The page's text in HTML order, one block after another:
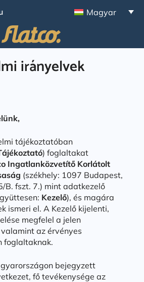
Magyar
irányelvek
tájékoztatóban
) foglaltakat
Ingatlanközvetítő Korlátolt
(székhely: 1097 Budapest,
B. fszt. 7.) mint adatkezelő
Kezelő), és magára
ismeri el. A Kezelő kijelenti,
megfelel a jelen
az érvényes
foglaltaknak.
bejegyzett
fő tevékenysége az